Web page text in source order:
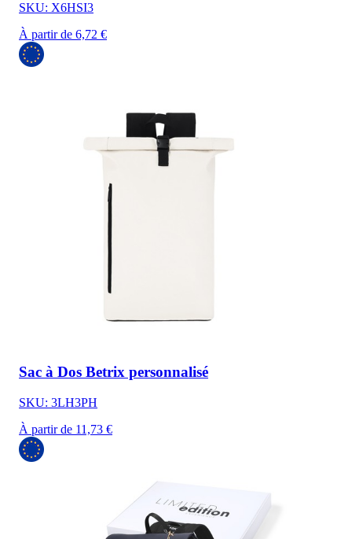
SKU: X6HSI3
À partir de 6,72 €
Sac à Dos Betrix personnalisé
SKU: 3LH3PH
À partir de 11,73 €